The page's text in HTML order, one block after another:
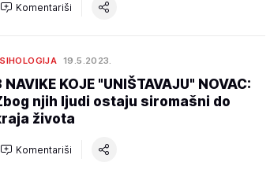
Komentariši
19.5.2023.
NAVIKE KOJE "UNIŠTAVAJU" NOVAC:
njih ljudi ostaju siromašni do
života
Komentariši